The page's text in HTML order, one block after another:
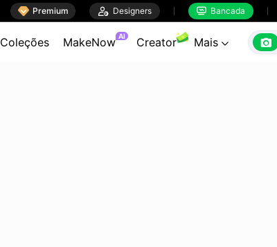
 Premium  Designers  Bancada
Coleções MakeNow AI Creator Mais  